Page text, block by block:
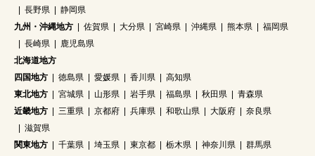
長野県
静岡県
九州・沖縄地方
佐賀県 大分県 宮崎県 沖縄県 熊本県
福岡県
長崎県
鹿児島県
北海道地方
四国地方
徳島県 愛媛県 香川県
高知県
東北地方
宮城県 山形県 岩手県 福島県 秋田県
青森県
近畿地方
三重県 京都府 兵庫県 和歌山県 大阪府
奈良県
滋賀県
関東地方
千葉県 埼玉県 東京都 栃木県 神奈川県
群馬県